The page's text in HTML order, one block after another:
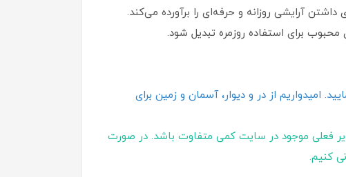
آرایشی روزانه و حرفه‌ای را برآورده می‌کند.
برای استفاده روزمره تبدیل شود.
امیدواریم از در و دیوار، آسمان و زمین برای
فعلی موجود در سایت کمی متفاوت باشد. در صورت
کنیم.